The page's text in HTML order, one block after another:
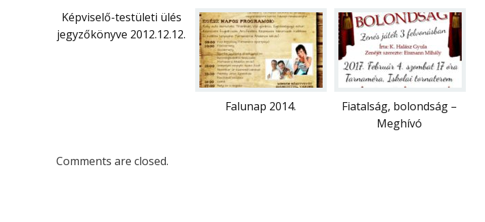
Képviselő-testületi ülés
jegyzőkönyve 2012.12.12.
Falunap 2014.
Fiatalság, bolondság –
Meghívó
Comments are closed.